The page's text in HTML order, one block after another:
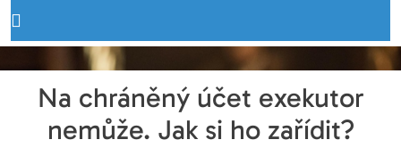
Na chráněný účet exekutor
nemůže. Jak si ho zařídit?